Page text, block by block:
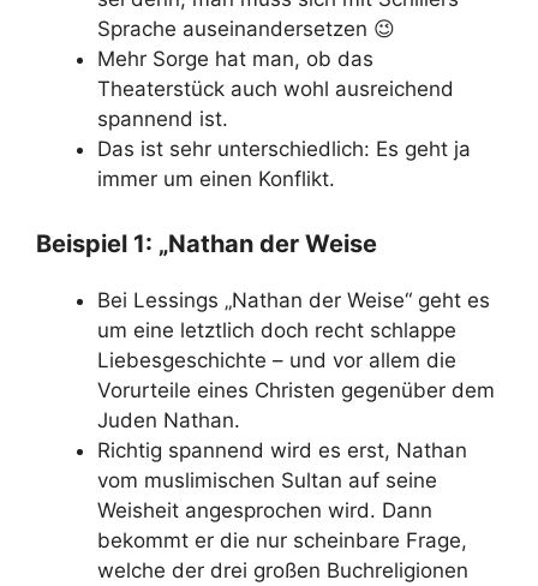
Sprache auseinandersetzen 😉
Mehr Sorge hat man, ob das
Theaterstück auch wohl ausreichend
spannend ist.
Das ist sehr unterschiedlich: Es geht ja
immer um einen Konflikt.
Beispiel 1: „Nathan der Weise
Bei Lessings „Nathan der Weise“ geht es
um eine letztlich doch recht schlappe
Liebesgeschichte – und vor allem die
Vorurteile eines Christen gegenüber dem
Juden Nathan.
Richtig spannend wird es erst, Nathan
vom muslimischen Sultan auf seine
Weisheit angesprochen wird. Dann
bekommt er die nur scheinbare Frage,
welche der drei großen Buchreligionen